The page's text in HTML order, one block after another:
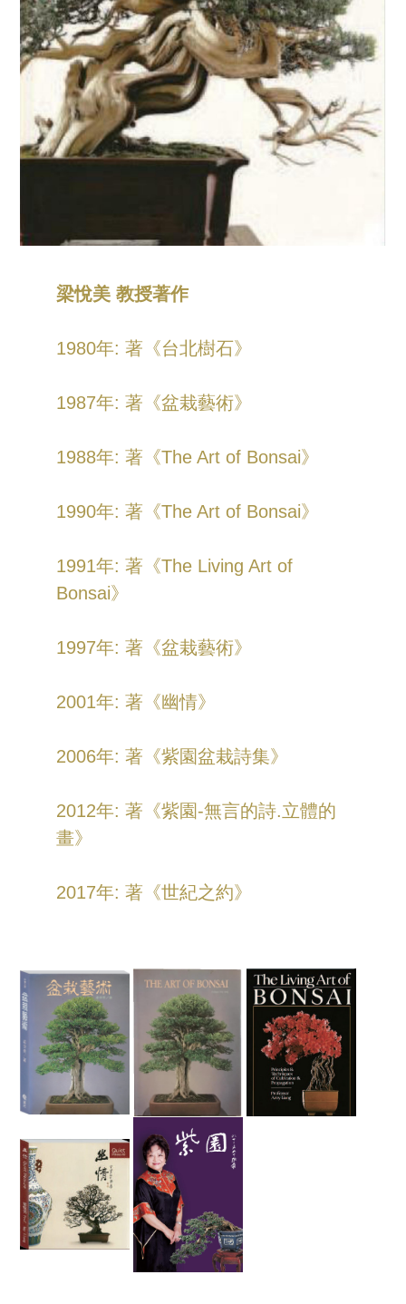
梁悅美 教授著作
1980年: 著《台北樹石》
1987年: 著《盆栽藝術》
1988年: 著《The Art of Bonsai》
1990年: 著《The Art of Bonsai》
1991年: 著《The Living Art of
Bonsai》
1997年: 著《盆栽藝術》
2001年: 著《幽情》
2006年: 著《紫園盆栽詩集》
2012年: 著《紫園-無言的詩.立體的
畫》
2017年: 著《世紀之約》